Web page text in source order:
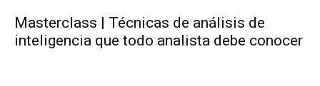
Masterclass | Técnicas de análisis de
inteligencia que todo analista debe conocer